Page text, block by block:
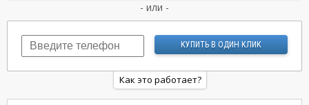
- или -
Как это работает?